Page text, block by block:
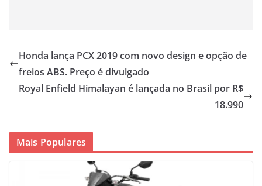
Honda lança PCX 2019 com novo design e opção de
freios ABS. Preço é divulgado
Royal Enfield Himalayan é lançada no Brasil por R$
18.990
Mais Populares